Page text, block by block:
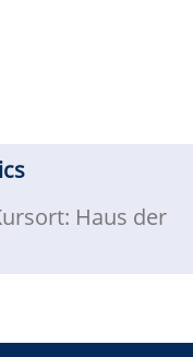
Haus der